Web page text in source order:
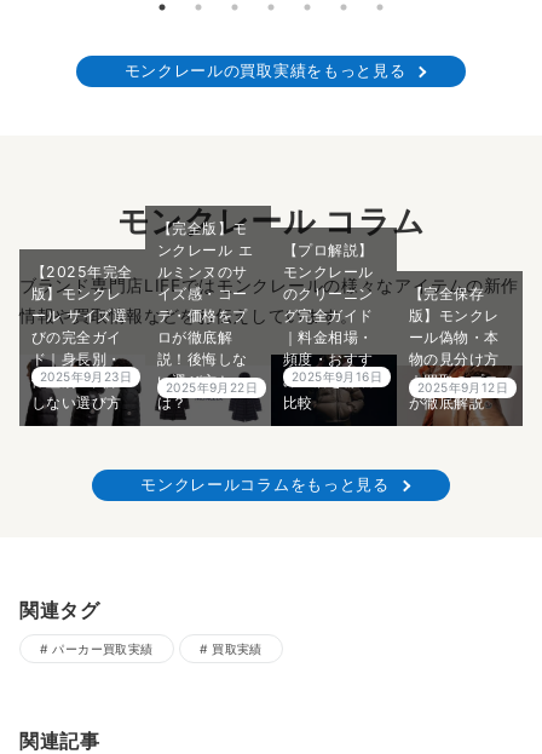
モンクレールの買取実績をもっと見る
モンクレール コラム
ブランド専門店LIFEではモンクレールの様々なアイテムの新作
情報や買取情報などをお伝えしています。
【2025年完全
版】モンクレ
ール サイズ選
びの完全ガイ
ド｜身長別・
体型別の失敗
しない選び方
2025年9月23日
【完全版】モ
ンクレール エ
ルミンヌのサ
イズ感・コー
デ・価格をプ
ロが徹底解
説！後悔しな
い選び方と
は？
2025年9月22日
【プロ解説】
モンクレール
のクリーニン
グ完全ガイド
｜料金相場・
頻度・おすす
めの店を徹底
比較
2025年9月16日
【完全保存
版】モンクレ
ール偽物・本
物の見分け方
｜買取のプロ
が徹底解説
2025年9月12日
モンクレールコラムをもっと見る
関連タグ
パーカー買取実績 買取実績
関連記事